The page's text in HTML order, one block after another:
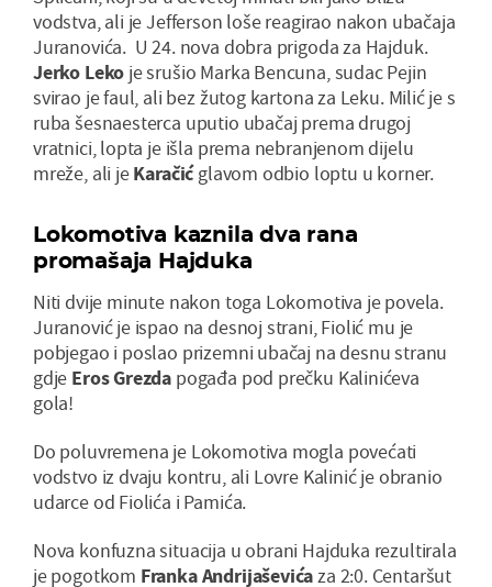
vodstva, ali je Jefferson loše reagirao nakon ubačaja
Juranovića. U 24. nova dobra prigoda za Hajduk.
Jerko Leko je srušio Marka Bencuna, sudac Pejin
svirao je faul, ali bez žutog kartona za Leku. Milić je s
ruba šesnaesterca uputio ubačaj prema drugoj
vratnici, lopta je išla prema nebranjenom dijelu
mreže, ali jeKaračićglavom odbio loptu u korner.
Lokomotiva kaznila dva rana
promašaja Hajduka
Niti dvije minute nakon toga Lokomotiva je povela.
Juranović je ispao na desnoj strani, Fiolić mu je
pobjegao i poslao prizemni ubačaj na desnu stranu
gdje Eros Grezda pogađa pod prečku Kalinićeva
gola!
Do poluvremena je Lokomotiva mogla povećati
vodstvo iz dvaju kontru, ali Lovre Kalinić je obranio
udarce od Fiolića i Pamića.
Nova konfuzna situacija u obrani Hajduka rezultirala
je pogotkom Franka Andrijaševićaza 2:0. Centaršut